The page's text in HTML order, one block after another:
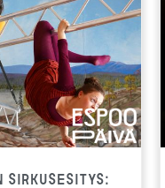
Sirkusesitys: